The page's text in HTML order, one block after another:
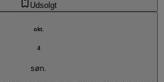
Udsolgt
okt.
4
søn.